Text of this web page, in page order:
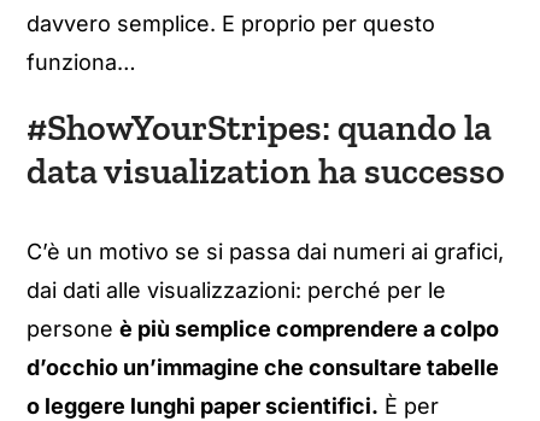
davvero semplice. E proprio per questo
funziona…
#ShowYourStripes: quando la
data visualization ha successo
C’è un motivo se si passa dai numeri ai grafici,
dai dati alle visualizzazioni: perché per le
personeè più semplice comprendere a colpo
d’occhio un’immagine che consultare tabelle
o leggere lunghi paper scientifici. È per